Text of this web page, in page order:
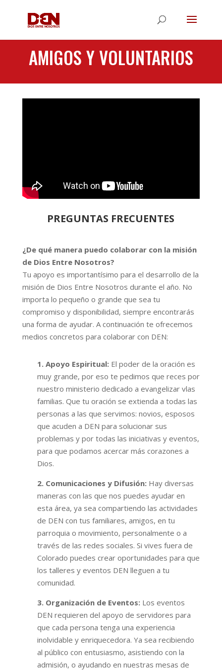
AMIGOS Y VOLUNTARIOS
PREGUNTAS FRECUENTES
¿De qué manera puedo colaborar con la misión
de Dios Entre Nosotros?
Tu apoyo es importantísimo para el desarrollo de la
misión de Dios Entre Nosotros durante el año. No
importa lo pequeño o grande que sea tu
compromiso y disponibilidad, siempre encontrarás
una forma de ayudar. A continuación te ofrecemos
medios concretos para colaborar con DEN:
1. Apoyo Espiritual:El poder de la oración es
muy grande, por eso te pedimos que reces por
nuestro ministerio dedicado a evangelizar vlas
familias. Que tu oración se extienda a todas las
personas a las que servimos: novios, esposos
que acuden a DEN para solucionar sus
problemas y por todas las iniciativas y eventos,
para que podamos acercar más corazones a
Dios.
2. Comunicaciones y Difusión:Hay diversas
maneras con las que nos puedes ayudar en
esta área, ya sea compartiendo las actividades
de DEN con tus familiares, amigos, en tu
parroquia o movimiento, personalmente o a
través de las redes sociales. Si vives fuera de
Colorado puedes crear oportunidades para que
los talleres y eventos DEN lleguen a tu
comunidad.
3. Organización de Eventos:Los eventos
DEN requieren del apoyo de servidores para
que cada persona tenga una experiencia
inolvidable y enriquecedora. Ya sea recibiendo
al público con entusiasmo, asistiendo con la
admisión, o ayudando en nuestras mesas de